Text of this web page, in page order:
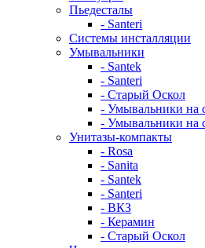
Пьедесталы
- Santeri
Системы инсталляции
Умывальники
- Santek
- Santeri
- Старый Оскол
- Умывальники на
- Умывальники на
Унитазы-компакты
- Rosa
- Sanita
- Santek
- Santeri
- ВКЗ
- Керамин
- Старый Оскол